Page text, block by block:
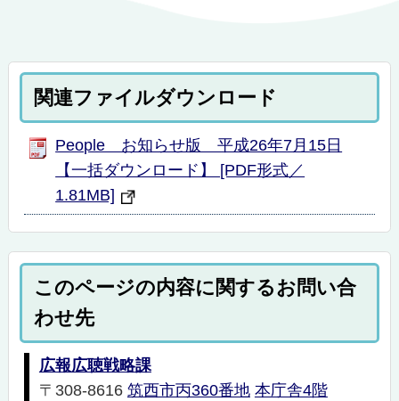
関連ファイルダウンロード
People お知らせ版 平成26年7月15日
【一括ダウンロード】 [PDF形式／
1.81MB]
このページの内容に関するお問い合
わせ先
広報広聴戦略課
〒308-8616 筑西市丙360番地 本庁舎4階